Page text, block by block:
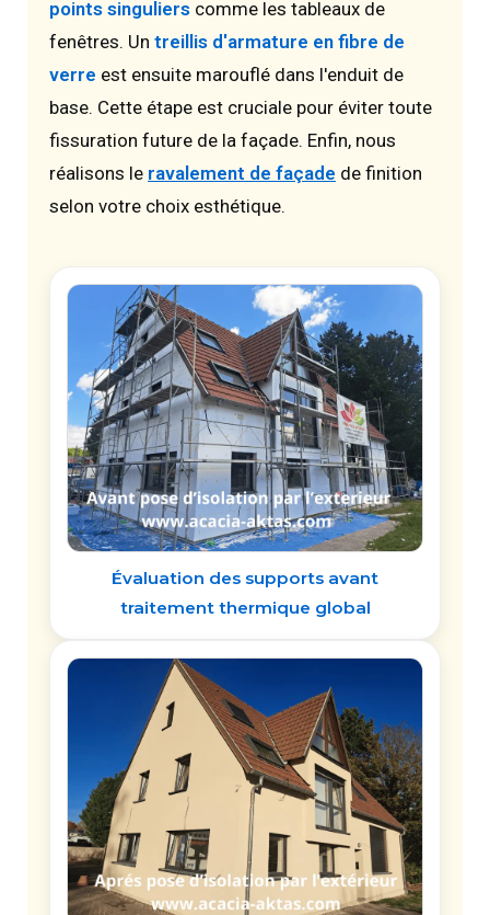
points singuliers comme les tableaux de
fenêtres. Un treillis d'armature en fibre de
verre est ensuite marouflé dans l'enduit de
base. Cette étape est cruciale pour éviter toute
fissuration future de la façade. Enfin, nous
réalisons le ravalement de façade de finition
selon votre choix esthétique.
Évaluation des supports avant
traitement thermique global